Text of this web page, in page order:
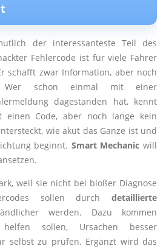
der interessanteste Teil des
Fehlercode ist für viele Fahrer
schafft zwar Information, aber noch
Wer schon einmal mit einer
dagestanden hat, kennt
einen Code, aber noch lange kein
wie akut das Ganze ist und
beginnt. Smart Mechanic will
weil sie nicht bei bloßer Diagnose
sollen durch detaillierte
werden. Dazu kommen
sollen, Ursachen besser
selbst zu prüfen. Ergänzt wird das